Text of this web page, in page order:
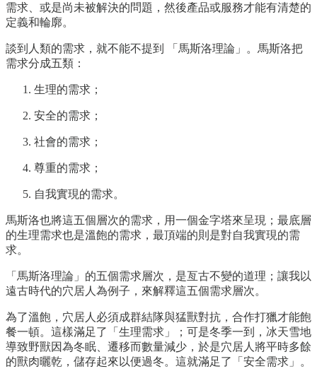
需求、或是尚未被解決的問題，然後產品或服務才能有清楚的
定義和輪廓。
談到人類的需求，就不能不提到 「馬斯洛理論」。馬斯洛把
需求分成五類：
生理的需求；
安全的需求；
社會的需求；
尊重的需求；
自我實現的需求。
馬斯洛也將這五個層次的需求，用一個金字塔來呈現；最底層
的生理需求也是溫飽的需求，最頂端的則是對自我實現的需
求。
「馬斯洛理論」的五個需求層次，是亙古不變的道理；讓我以
遠古時代的穴居人為例子，來解釋這五個需求層次。
為了溫飽，穴居人必須成群結隊與猛獸對抗，合作打獵才能飽
餐一頓。這樣滿足了「生理需求」；可是冬季一到，冰天雪地
導致野獸因為冬眠、遷移而數量減少，於是穴居人將平時多餘
的獸肉曬乾，儲存起來以便過冬。這就滿足了「安全需求」。